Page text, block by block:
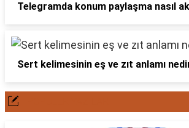
Telegramda konum paylaşma nasıl
Sert kelimesinin eş ve zıt anlamı